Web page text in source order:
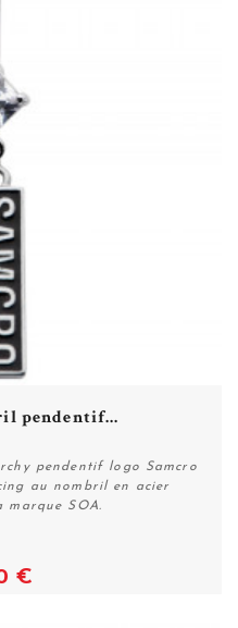
pendentif...
pendentif logo Samcro
au nombril en acier
marque SOA.
€